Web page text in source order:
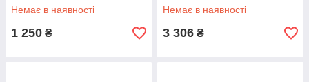
Немає в наявності
1 250 ₴
Немає в наявності
3 306 ₴